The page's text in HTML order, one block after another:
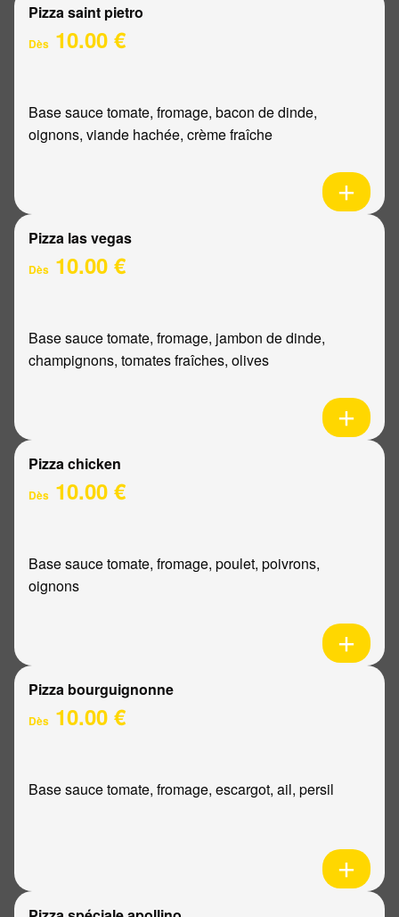
Pizza saint pietro
Dès 10.00 €
Base sauce tomate, fromage, bacon de dinde,
oignons, viande hachée, crème fraîche
Pizza las vegas
Dès 10.00 €
Base sauce tomate, fromage, jambon de dinde,
champignons, tomates fraîches, olives
Pizza chicken
Dès 10.00 €
Base sauce tomate, fromage, poulet, poivrons,
oignons
Pizza bourguignonne
Dès 10.00 €
Base sauce tomate, fromage, escargot, ail, persil